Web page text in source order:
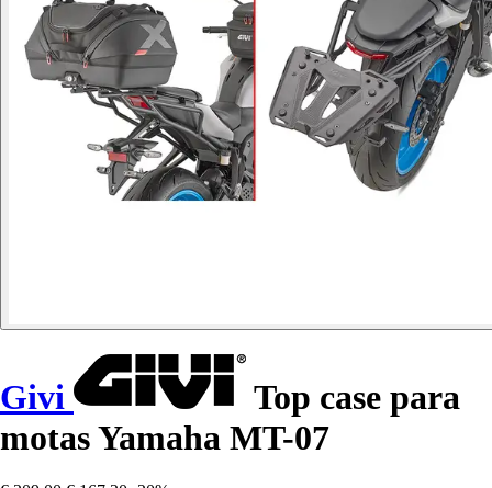
Givi
Top case para
motas Yamaha MT-07